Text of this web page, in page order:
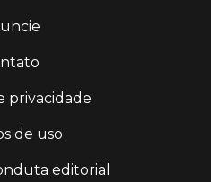
privacidade
de uso
editorial